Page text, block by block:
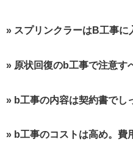
» スプリンクラーはB工事に
» 原状回復のb工事で注意す
» b工事の内容は契約書でし
» b工事のコストは高め。費